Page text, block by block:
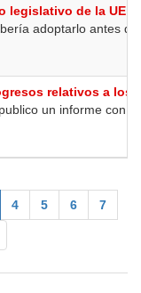
legislativo de la UE
adoptarlo antes
relativos a los
un informe con
4 5 6 7